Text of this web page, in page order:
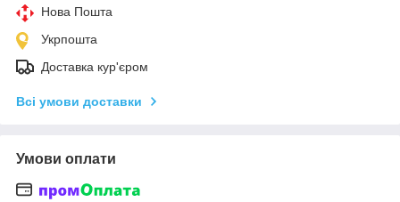
Нова Пошта
Укрпошта
Доставка кур'єром
Всі умови доставки
Умови оплати